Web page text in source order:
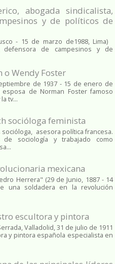
abogada sindicalista,
y de políticos de
- 15 de marzo de1988, Lima)
defensora de campesinos y de
o Wendy Foster
de 1937 - 15 de enero de
de Norman Foster famoso
tv...
socióloga feminista
socióloga, asesora política francesa.
de sociología y trabajado como
mexicana
Herrera" (29 de Junio, 1887 - 14
una soldadera en la revolución
escultora y pintora
Valladolid, 31 de julio de 1911
y pintora española especialista en